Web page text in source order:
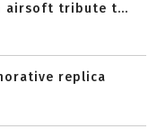
airsoft tribute t...
replica